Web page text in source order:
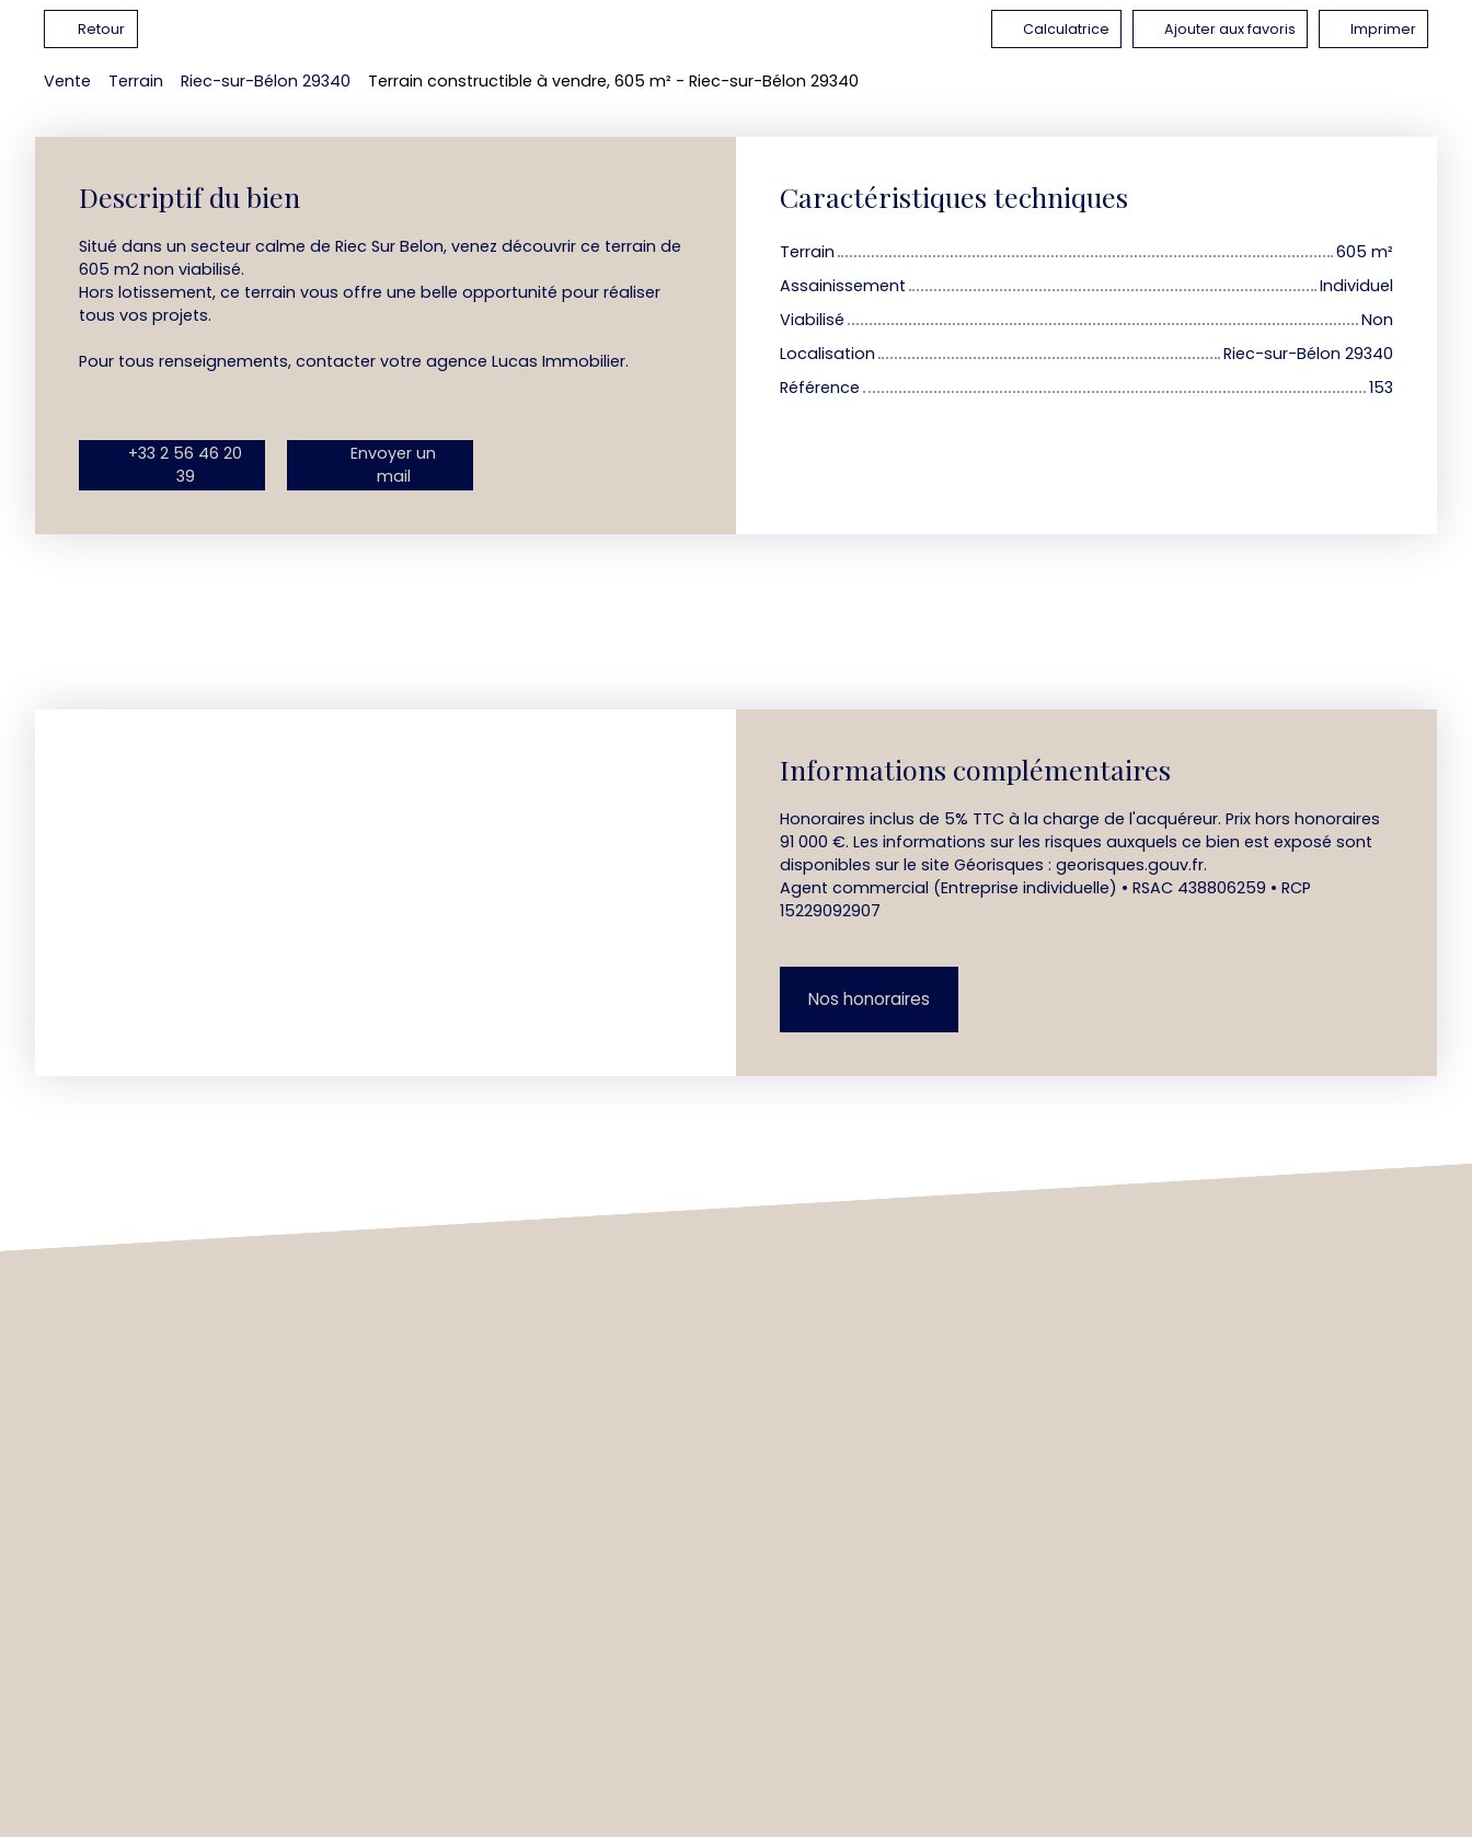
Retour Calculatrice Ajouter aux favoris Imprimer
Vente Terrain Riec-sur-Bélon 29340 Terrain constructible à vendre, 605 m² - Riec-sur-Bélon 29340
Descriptif du bien
Situé dans un secteur calme de Riec Sur Belon, venez découvrir ce terrain de
605 m2 non viabilisé.
Hors lotissement, ce terrain vous offre une belle opportunité pour réaliser
tous vos projets.
Pour tous renseignements, contacter votre agence Lucas Immobilier.
+33 2 56 46 20
39
Envoyer un
mail
Caractéristiques techniques
Terrain 605 m²
Assainissement
Individuel
Viabilisé
Non
Localisation
Riec-sur-Bélon 29340
Référence
153
Informations complémentaires
Honoraires inclus de 5% TTC à la charge de l'acquéreur. Prix hors honoraires
91 000 €. Les informations sur les risques auxquels ce bien est exposé sont
disponibles sur le site Géorisques : georisques.gouv.fr.
Agent commercial (Entreprise individuelle) • RSAC 438806259 • RCP
15229092907
Nos honoraires